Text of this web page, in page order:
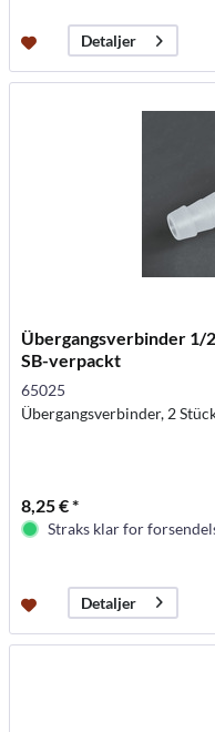
Detaljer
Übergangsverbinder 1/
SB-verpackt
65025
Übergangsverbinder, 2
8,25 € *
Straks klar for
Detaljer